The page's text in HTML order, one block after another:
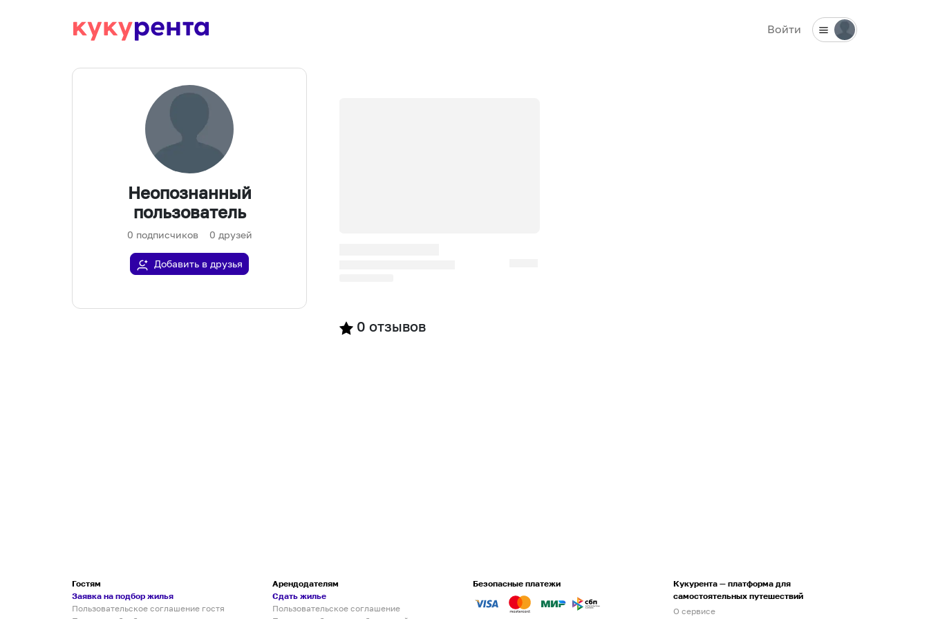
Войти
Неопознанный
пользователь
0 подписчиков 0 друзей
Добавить в друзья
0 отзывов
Гостям
Заявка на подбор жилья
Пользовательское соглашение гостя
Арендодателям
Сдать жилье
Пользовательское соглашение
Безопасные платежи
Кукурента — платформа для
самостоятельных путешествий
О сервисе